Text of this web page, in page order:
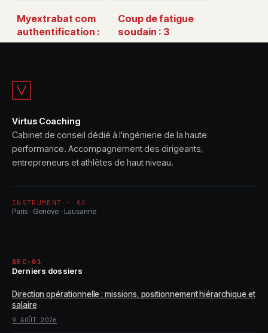
Myextrabat com
authentification :
accès, sécurité et
Coup de fatigue
soudain : 3
méthodes
Virtus Coaching
Cabinet de conseil dédié à l'ingénierie de la haute
performance. Accompagnement des dirigeants,
entrepreneurs et athlètes de haut niveau.
INSTRUMENT · 04
Paris · Genève · Lausanne
SEC-01
Derniers dossiers
Direction opérationnelle : missions, positionnement hiérarchique et
salaire
9 AOÛT 2026